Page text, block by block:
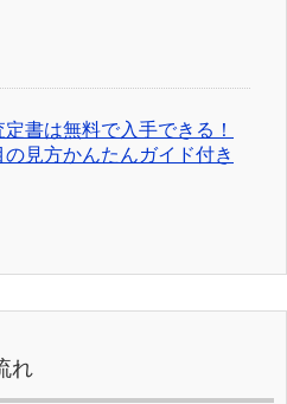
書は無料で入手できる！
の見方かんたんガイド付き
れ